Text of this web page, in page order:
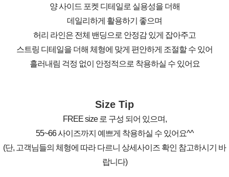
양 사이드 포켓 디테일로 실용성을 더해
데일리하게 활용하기 좋으며
허리 라인은 전체 밴딩으로 안정감 있게 잡아주고
스트링 디테일을 더해 체형에 맞게 편안하게 조절할 수 있어
흘러내림 걱정 없이 안정적으로 착용하실 수 있어요
Size Tip
FREE size 로 구성 되어 있으며,
55~66 사이즈까지 예쁘게 착용하실 수 있어요^^
(단, 고객님들의 체형에 따라 다르니 상세사이즈 확인 참고하시기 바
랍니다)